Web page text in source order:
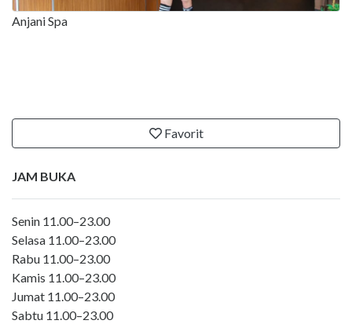
Anjani Spa
Favorit
JAM BUKA
Senin 11.00–23.00
Selasa 11.00–23.00
Rabu 11.00–23.00
Kamis 11.00–23.00
Jumat 11.00–23.00
Sabtu 11.00–23.00